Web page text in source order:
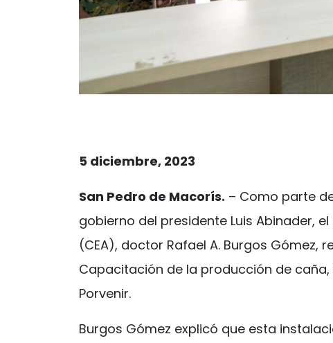
5 diciembre, 2023
San Pedro de Macorís. – Como parte
gobierno del presidente Luis Abinader,
(CEA), doctor Rafael A. Burgos
Capacitación de la producción de
Porvenir.
Burgos Gómez explicó que esta